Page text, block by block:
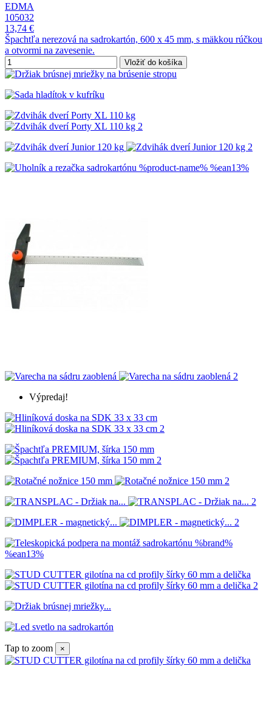
EDMA
105032
13,74 €
Špachtľa nerezová na sadrokartón, 600 x 45 mm, s mäkkou rúčkou
a otvormi na zavesenie.
Vložiť do košíka
Výpredaj!
Tap to zoom ×